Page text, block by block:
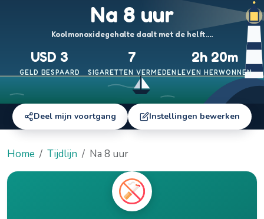
Na 8 uur
Koolmonoxidegehalte daalt met de helft.…
USD 3 7 2h 20m
GELD BESPAARD SIGARETTEN VERMEDEN LEVEN HERWONNEN
Deel mijn voortgang Instellingen bewerken
Home Tijdlijn Na 8 uur